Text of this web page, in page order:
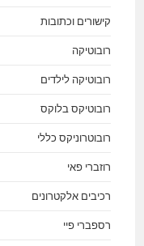
קישורים וכתובות
רובוטיקה
רובוטיקה לילדים
רובוטיקס בלוקס
רובוטרוניקס כללי
רוזברי פאי
רכיבים אלקטרונים
רספברי פיי